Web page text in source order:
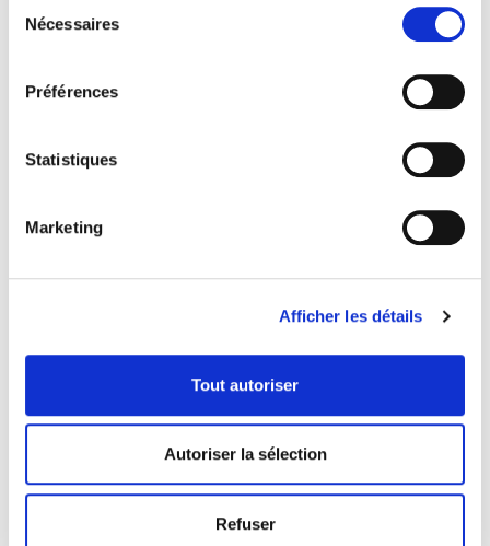
Nécessaires
Préférences
Statistiques
Marketing
Afficher les détails
Tout autoriser
Autoriser la sélection
Refuser
Catégories
Balisage Solaire, Balise Solaire, Borne Solaire Jardin
Détecteur de Mouvement Solaire + Eclairage permanent
Projecteurs Solaires
Spots Solaires Encastrables, Pavés Solaires
Lampe Solaire Jardin High Lumens Nouveauté